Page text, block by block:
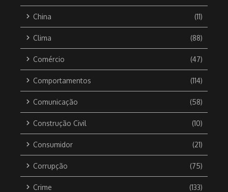
China (11)
Clima (88)
Comércio (47)
Comportamentos (114)
Comunicação (58)
Construção Civil (10)
Consumidor (21)
Corrupção (75)
Crime (133)